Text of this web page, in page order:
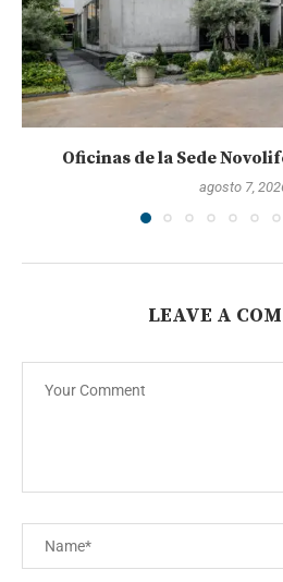
Oficinas de la Sede
agosto 7,
LEAVE A